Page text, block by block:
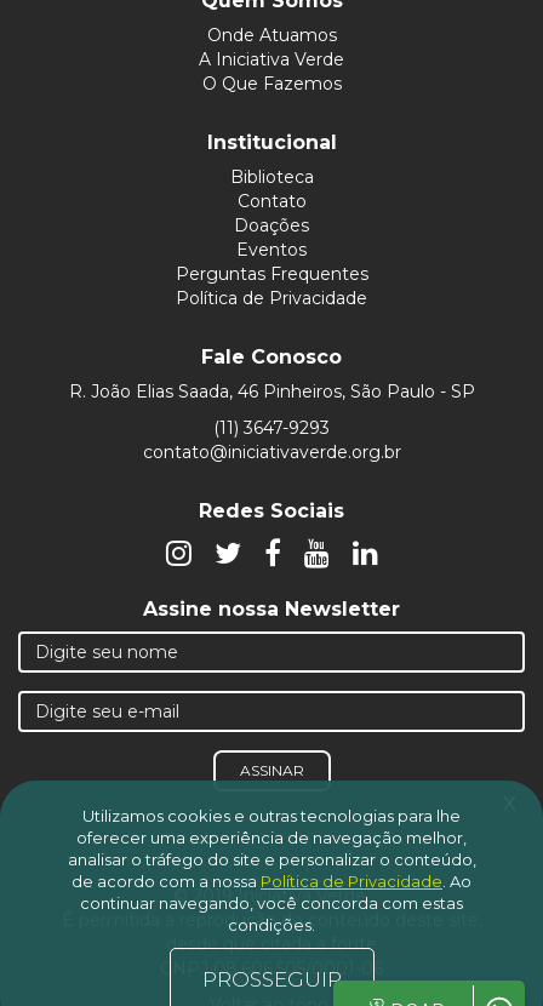
Onde Atuamos
A Iniciativa Verde
O Que Fazemos
Institucional
Biblioteca
Contato
Doações
Eventos
Perguntas Frequentes
Política de Privacidade
Fale Conosco
R. João Elias Saada, 46 Pinheiros, São Paulo - SP
(11) 3647-9293
contato@iniciativaverde.org.br
Redes Sociais
Assine nossa Newsletter
ASSINAR
© 2019 Iniciativa Verde.
É permitida a reprodução do conteúdo deste site,
desde que citada a fonte
CNPJ 08.606.505/0001-06
x
Utilizamos cookies e outras tecnologias para lhe
oferecer uma experiência de navegação melhor,
analisar o tráfego do site e personalizar o conteúdo,
de acordo com a nossa Política de Privacidade Ao
continuar navegando, você concorda com estas
condições.
PROSSEGUIR